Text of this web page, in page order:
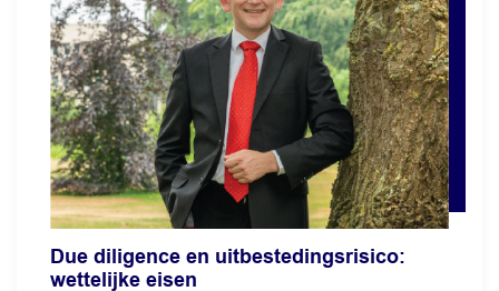
Due diligence en uitbestedingsrisico:
wettelijke eisen